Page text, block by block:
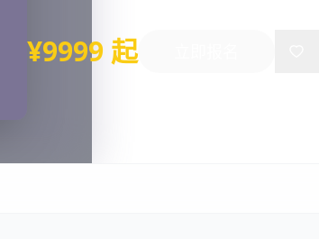
¥9999 起